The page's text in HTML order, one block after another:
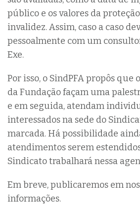
público e os valores da
invalidez. Assim, caso a caso
pessoalmente com um
Exe.
Por isso, o SindPFA propôs que
da Fundação façam uma
e em seguida, atendam
interessados na sede do
marcada. Há possibilidade
atendimentos serem
Sindicato trabalhará nessa
Em breve, publicaremos em
informações.